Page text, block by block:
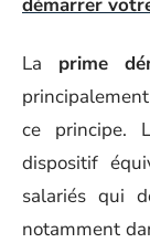
La prime
ce principe.
dispositif
salariés qui
notamment